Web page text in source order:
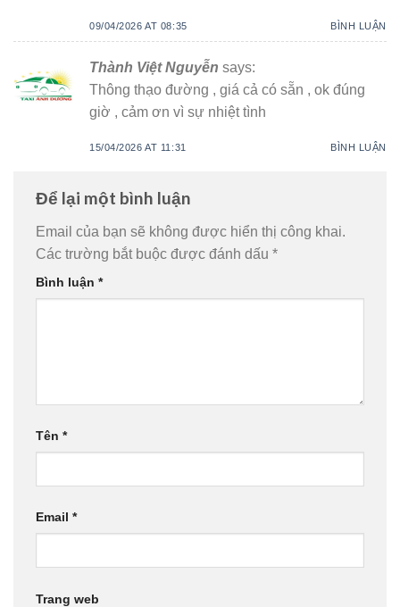
09/04/2026 AT 08:35 BÌNH LUẬN
Thành Việt Nguyễn says:
Thông thạo đường , giá cả có sẵn , ok đúng
giờ , cảm ơn vì sự nhiệt tình
15/04/2026 AT 11:31 BÌNH LUẬN
Để lại một bình luận
Email của bạn sẽ không được hiển thị công khai.
Các trường bắt buộc được đánh dấu *
Bình luận *
Tên *
Email *
Trang web